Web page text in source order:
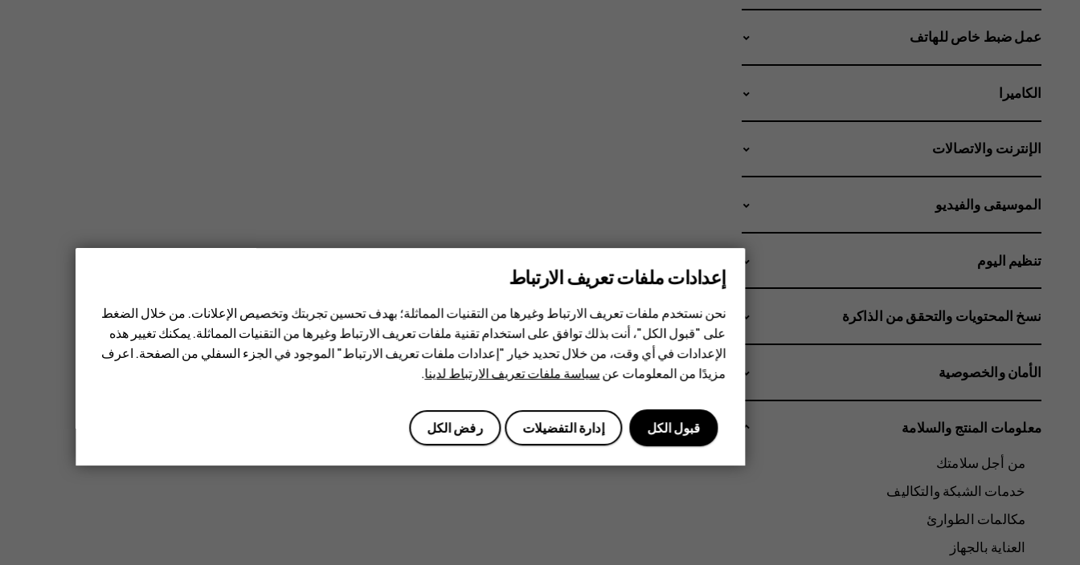
عمل ضبط خاص للهاتف
الكاميرا
الإنترنت والاتصالات
الموسيقى والفيديو
تنظيم اليوم
نسخ المحتويات والتحقق من الذاكرة
الأمان والخصوصية
معلومات المنتج والسلامة
من أجل سلامتك
خدمات الشبكة والتكاليف
مكالمات الطوارئ
العناية بالجهاز
إعدادات ملفات تعريف الارتباط
نحن نستخدم ملفات تعريف الارتباط وغيرها من التقنيات المماثلة؛ بهدف تحسين تجربتك وتخصيص الإعلانات. من خلال الضغط
على "قبول الكل"، أنت بذلك توافق على استخدام تقنية ملفات تعريف الارتباط وغيرها من التقنيات المماثلة. يمكنك تغيير هذه
الإعدادات في أي وقت، من خلال تحديد خيار "إعدادات ملفات تعريف الارتباط" الموجود في الجزء السفلي من الصفحة. اعرف
مزيدًا من المعلومات عنسياسة ملفات تعريف الارتباط لدينا.
رفض الكل إدارة التفضيلات قبول الكل